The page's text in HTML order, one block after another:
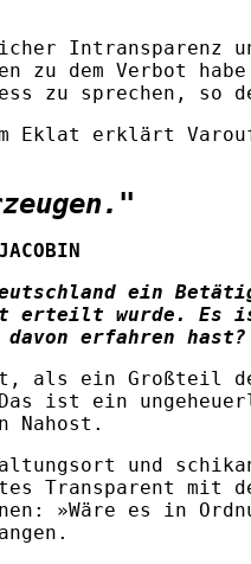
Intransparenz
dem Verbot
zu sprechen, so
Eklat erklärt
ein
erteilt wurde. Es
erfahren hast?
als ein Großteil
ist ein
Nahost.
und
Transparent mit
es in